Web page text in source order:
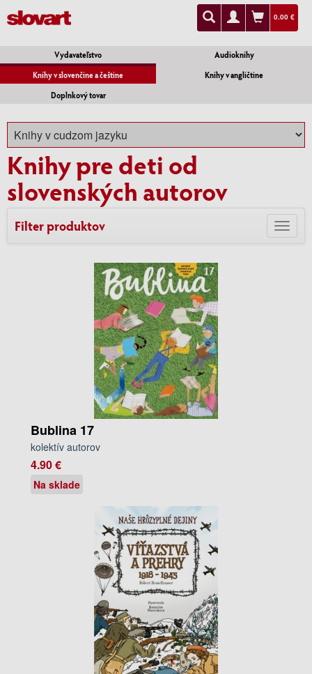
0.00 €
Vydavateľstvo
Audioknihy
Knihy v slovenčine a češtine
Knihy v angličtine
Doplnkový tovar
Knihy pre deti od
slovenských autorov
Filter produktov
Bublina 17
kolektív autorov
4.90 €
Na sklade